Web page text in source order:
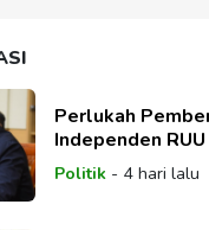
Perlukah
Independen
Politik- 4 hari lalu